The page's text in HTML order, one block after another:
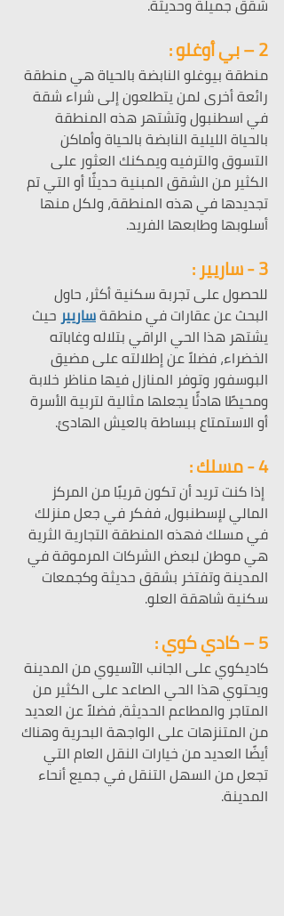
شقق جميلة وحديثة.
2 – بي أوغلو :
منطقة بيوغلو النابضة بالحياة هي منطقة
رائعة أخرى لمن يتطلعون إلى شراء شقة
في اسطنبول وتشتهر هذه المنطقة
بالحياة الليلية النابضة بالحياة وأماكن
التسوق والترفيه ويمكنك العثور على
الكثير من الشقق المبنية حديثًا أو التي تم
تجديدها في هذه المنطقة، ولكل منها
أسلوبها وطابعها الفريد.
3 - ساريير :
للحصول على تجربة سكنية أكثر، حاول
البحث عن عقارات في منطقة ساريير حيث
يشتهر هذا الحي الراقي بتلاله وغاباته
الخضراء، فضلاً عن إطلالته على مضيق
البوسفور وتوفر المنازل فيها مناظر خلابة
ومحيطًا هادئًا يجعلها مثالية لتربية الأسرة
أو الاستمتاع ببساطة بالعيش الهادئ.
4 - مسلك :
إذا كنت تريد أن تكون قريبًا من المركز
المالي لإسطنبول، ففكر في جعل منزلك
في مسلك فهذه المنطقة التجارية الثرية
هي موطن لبعض الشركات المرموقة في
المدينة وتفتخر بشقق حديثة وكجمعات
سكنية شاهقة العلو.
5 – كادي كوي :
كاديكوي على الجانب الآسيوي من المدينة
ويحتوي هذا الحي الصاعد على الكثير من
المتاجر والمطاعم الحديثة، فضلاً عن العديد
من المتنزهات على الواجهة البحرية وهناك
أيضًا العديد من خيارات النقل العام التي
تجعل من السهل التنقل في جميع أنحاء
المدينة.